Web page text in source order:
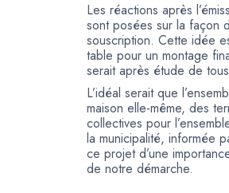
Les réactions après
sont posées sur la façon
souscription. Cette idée
table pour un montage
serait après étude de
L’idéal serait que
maison elle-même, des
collectives pour
la municipalité, informée
ce projet d’une
de notre démarche.